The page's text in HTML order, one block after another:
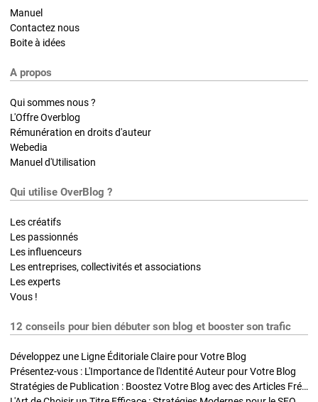
Manuel
Contactez nous
Boite à idées
A propos
Qui sommes nous ?
L'Offre Overblog
Rémunération en droits d'auteur
Webedia
Manuel d'Utilisation
Qui utilise OverBlog ?
Les créatifs
Les passionnés
Les influenceurs
Les entreprises, collectivités et associations
Les experts
Vous !
12 conseils pour bien débuter son blog et booster son trafic
Développez une Ligne Éditoriale Claire pour Votre Blog
Présentez-vous : L'Importance de l'Identité Auteur pour Votre Blog
Stratégies de Publication : Boostez Votre Blog avec des Articles Fréquents et Exclusifs